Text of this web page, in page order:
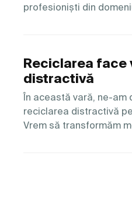
profesioniști din
Reciclarea face
distractivă
În această vară, ne-am
reciclarea distractivă
Vrem să transformăm